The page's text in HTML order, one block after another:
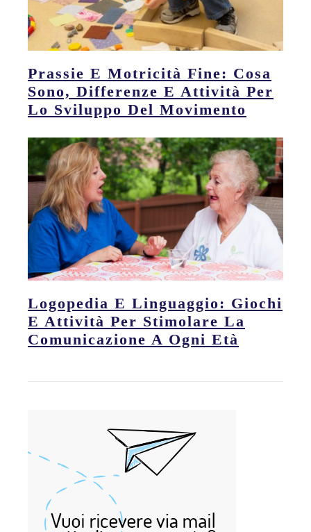
Prassie E Motricità Fine: Cosa
Sono, Differenze E Attività Per
Lo Sviluppo Del Movimento
Logopedia E Linguaggio: Giochi
E Attività Per Stimolare La
Comunicazione A Ogni Età